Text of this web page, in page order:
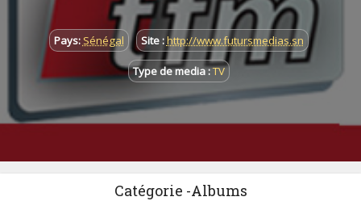
Pays: Sénégal Site :http://www.futursmedias.sn
Type de media :TV
Catégorie -Albums